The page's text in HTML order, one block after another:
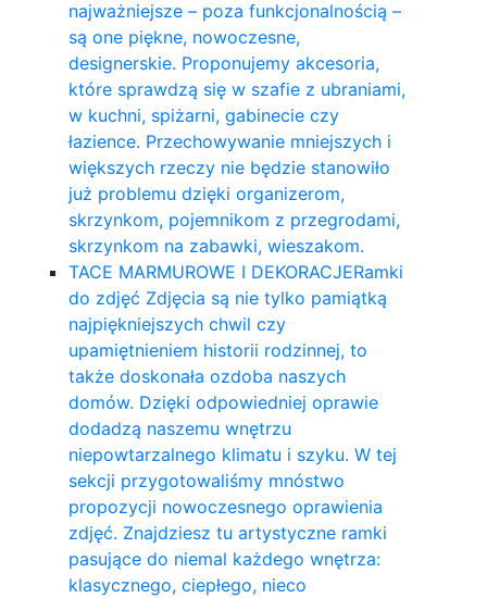
najważniejsze – poza funkcjonalnością –
są one piękne, nowoczesne,
designerskie. Proponujemy akcesoria,
które sprawdzą się w szafie z ubraniami,
w kuchni, spiżarni, gabinecie czy
łazience. Przechowywanie mniejszych i
większych rzeczy nie będzie stanowiło
już problemu dzięki organizerom,
skrzynkom, pojemnikom z przegrodami,
skrzynkom na zabawki, wieszakom.
TACE MARMUROWE I DEKORACJERamki
do zdjęć Zdjęcia są nie tylko pamiątką
najpiękniejszych chwil czy
upamiętnieniem historii rodzinnej, to
także doskonała ozdoba naszych
domów. Dzięki odpowiedniej oprawie
dodadzą naszemu wnętrzu
niepowtarzalnego klimatu i szyku. W tej
sekcji przygotowaliśmy mnóstwo
propozycji nowoczesnego oprawienia
zdjęć. Znajdziesz tu artystyczne ramki
pasujące do niemal każdego wnętrza:
klasycznego, ciepłego, nieco